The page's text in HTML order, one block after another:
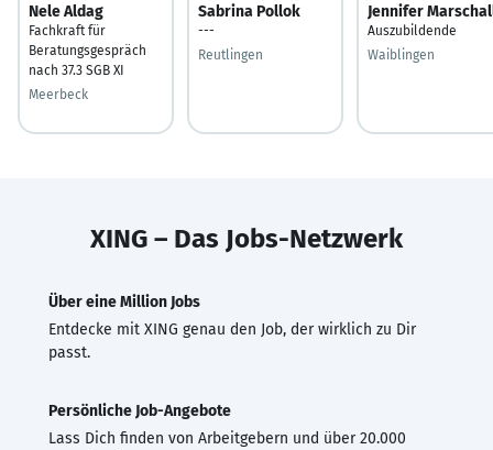
Nele Aldag
Fachkraft für
Beratungsgespräch
nach 37.3 SGB XI
Meerbeck
Sabrina Pollok
---
Reutlingen
Jennifer
Auszubildende
Waiblingen
XING – Das Jobs-Netzwerk
Über eine Million Jobs
Entdecke mit XING genau den Job, der wirklich zu Dir
passt.
Persönliche Job-Angebote
Lass Dich finden von Arbeitgebern und über 20.000